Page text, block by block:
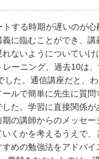
する時期が遅いのが
に臨むことができ、講
ないようについてい
ーニング、過去10は
た。通信講座だと、
ルで簡単に先生に質問
た。学習に直接関係
の講師からのメッセー
くかを考えるうえで、
めの勉強法をアドバイ